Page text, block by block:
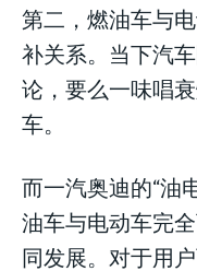
第二，燃油车与
补关系。当下汽
论，要么一味唱
车。
而一汽奥迪的“油
油车与电动车完
同发展。对于用